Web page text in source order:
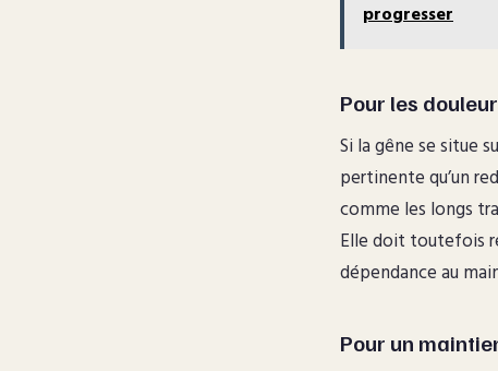
progresser
Pour les
Si la gêne se situe
pertinente qu’un
comme les longs
Elle doit toutefois
dépendance au
Pour un